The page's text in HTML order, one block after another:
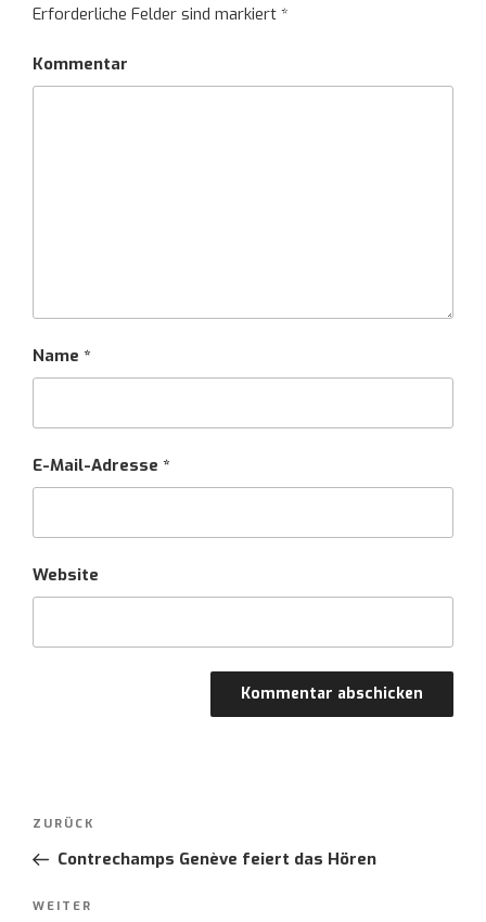
Erforderliche Felder sind markiert *
Kommentar
Name *
E-Mail-Adresse *
Website
Post
Vorheriger
Beitrag
ZURÜCK
Contrechamps Genève feiert das Hören
Nächster
WEITER